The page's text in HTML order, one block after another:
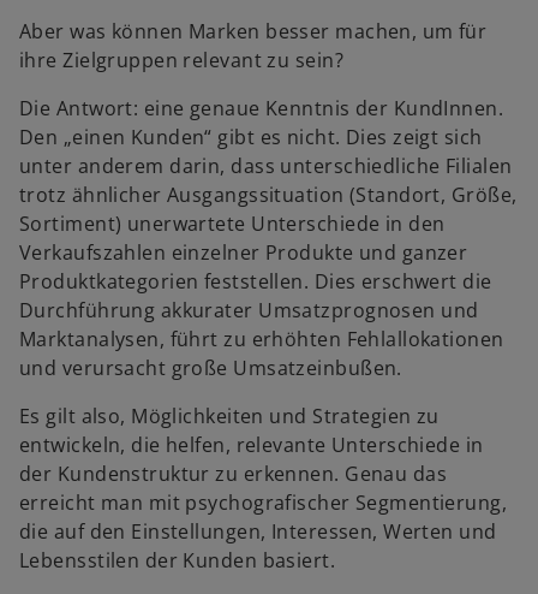
n
e
t
n
e
t
n
e
t
Aber was können Marken besser machen, um für
ihre Zielgruppen relevant zu sein?
Die Antwort: eine genaue Kenntnis der KundInnen.
Den „einen Kunden“ gibt es nicht. Dies zeigt sich
unter anderem darin, dass unterschiedliche Filialen
trotz ähnlicher Ausgangssituation (Standort, Größe,
Sortiment) unerwartete Unterschiede in den
Verkaufszahlen einzelner Produkte und ganzer
Produktkategorien feststellen. Dies erschwert die
Durchführung akkurater Umsatzprognosen und
Marktanalysen, führt zu erhöhten Fehlallokationen
und verursacht große Umsatzeinbußen.
Es gilt also, Möglichkeiten und Strategien zu
entwickeln, die helfen, relevante Unterschiede in
der Kundenstruktur zu erkennen. Genau das
erreicht man mit psychografischer Segmentierung,
die auf den Einstellungen, Interessen, Werten und
Lebensstilen der Kunden basiert.